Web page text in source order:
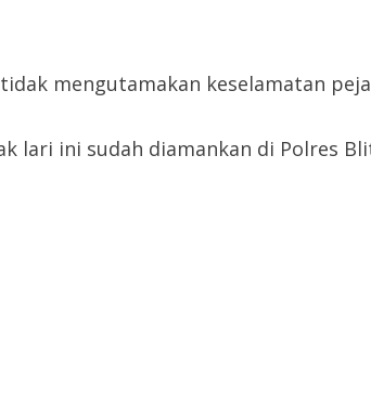
mengutamakan keselamatan
lari ini sudah diamankan di Polres